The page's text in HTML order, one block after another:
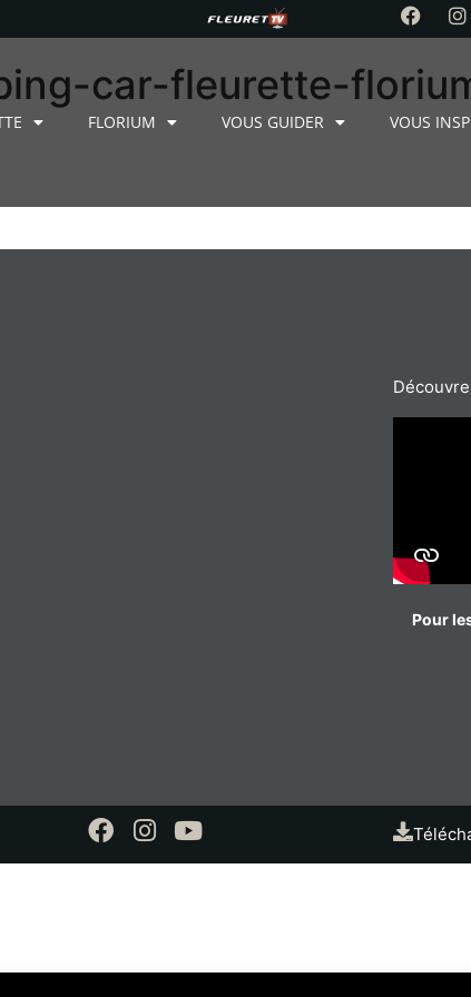
FLORIUM VOUS GUIDER VOUS
car-fleurette-
Pour